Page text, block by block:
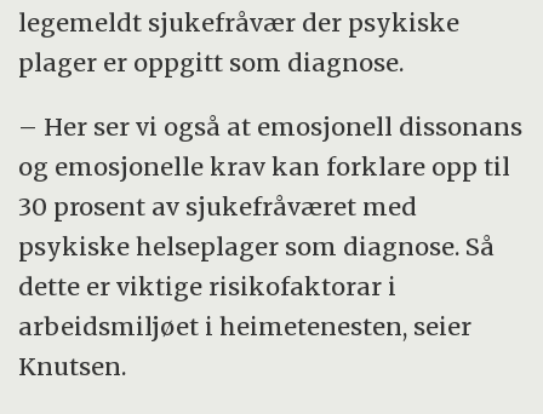
legemeldt sjukefråvær der psykiske
plager er oppgitt som diagnose.
– Her ser vi også at emosjonell dissonans
og emosjonelle krav kan forklare opp til
30 prosent av sjukefråværet med
psykiske helseplager som diagnose. Så
dette er viktige risikofaktorar i
arbeidsmiljøet i heimetenesten, seier
Knutsen.